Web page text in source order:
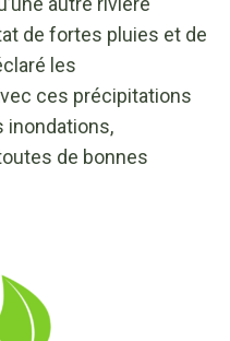
de fortes pluies et de
les
ces précipitations
inondations,
de bonnes